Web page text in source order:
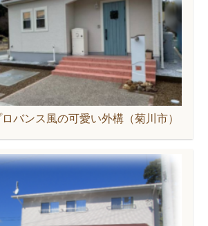
ロバンス風の可愛い外構（菊川市）